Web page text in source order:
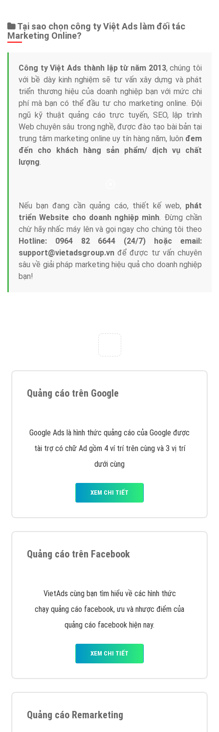
Tại sao chọn công ty Việt Ads làm đối tác
Marketing Online?
Công ty Việt Ads thành lập từ năm 2013, chúng tôi
với bề dày kinh nghiệm sẽ tư vấn xây dựng và phát
triển thương hiệu của doanh nghiệp bạn với mức chi
phí mà bạn có thể đầu tư cho marketing online. Đội
ngũ kỹ thuật quảng cáo trực tuyến, SEO, lập trình
Web chuyên sâu trong nghề, được đào tạo bài bản tại
trung tâm marketing online uy tín hàng năm, luôn đem
đến cho khách hàng sản phẩm/ dịch vụ chất
lượng.
Nếu bạn đang cần quảng cáo, thiết kế web, phát
triển Website cho doanh nghiệp mình. Đừng chần
chừ hãy nhấc máy lên và gọi ngay cho chúng tôi theo
Hotline: 0964 82 6644 (24/7) hoặc email:
support@vietadsgroup.vn để được tư vấn chuyên
sâu về giải pháp marketing hiệu quả cho doanh nghiệp
bạn!
Quảng cáo trên Google
Google Ads là hình thức quảng cáo của Google được
tài trợ có chữ Ad gồm 4 ví trí trên cùng và 3 vị trí
dưới cùng
XEM CHI TIẾT
Quảng cáo trên Facebook
VietAds cùng bạn tìm hiểu về các hình thức
chạy quảng cáo facebook, ưu và nhược điểm của
quảng cáo facebook hiện nay.
XEM CHI TIẾT
Quảng cáo Remarketing